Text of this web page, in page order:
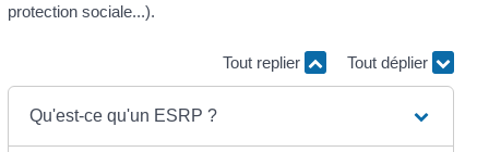
protection sociale...).
Tout replier Tout déplier
Qu'est-ce qu'un ESRP ?